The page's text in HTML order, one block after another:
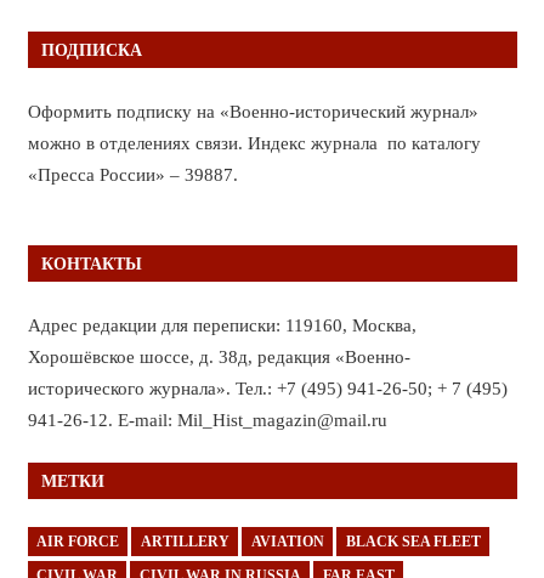
ПОДПИСКА
Оформить подписку на «Военно-исторический журнал»
можно в отделениях связи. Индекс журнала по каталогу
«Пресса России» – 39887.
КОНТАКТЫ
Адрес редакции для переписки: 119160, Москва,
Хорошёвское шоссе, д. 38д, редакция «Военно-
исторического журнала». Тел.: +7 (495) 941-26-50; + 7 (495)
941-26-12. E-mail: Mil_Hist_magazin@mail.ru
МЕТКИ
AIR FORCE ARTILLERY AVIATION BLACK SEA FLEET